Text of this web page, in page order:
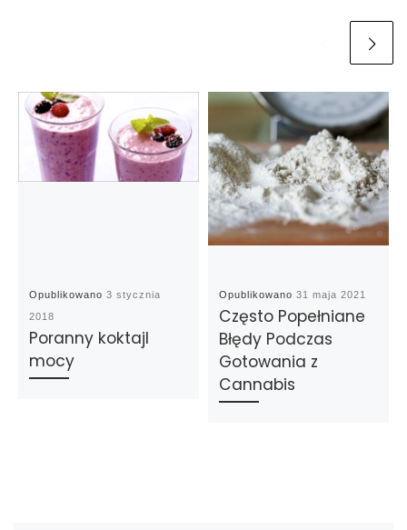
Opublikowano3 stycznia
2018
Poranny koktajl
mocy
Opublikowano31 maja 2021
Często Popełniane
Błędy Podczas
Gotowania z
Cannabis